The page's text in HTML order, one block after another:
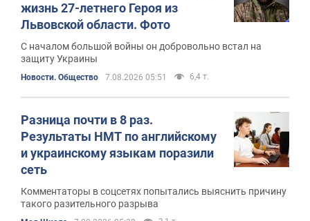
жизнь 27-летнего Героя из
Львовской области. Фото
С началом большой войны он добровольно встал на
защиту Украины
Новости. Общество 7.08.2026 05:51 6,4 т.
Разница почти в 8 раз.
Результаты НМТ по английскому
и украинскому языкам поразили
сеть
Комментаторы в соцсетях попытались выяснить причину
такого разительного разрыва